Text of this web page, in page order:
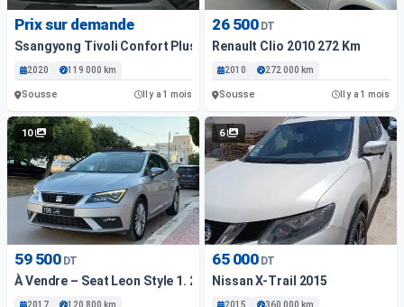
Prix sur demande
Ssangyong Tivoli Confort Plus
2020 119 000 km
Sousse Il y a 1 mois
26 500 DT
Renault Clio 2010 272 Km
2010 272 000 km
Sousse Il y a 1 mois
10
59 500 DT
À Vendre – Seat Leon Style 1. 2 Tsi – Première Main – Exc...
2017 120 800 km
6
65 000 DT
Nissan X-Trail 2015
2015 360 000 km